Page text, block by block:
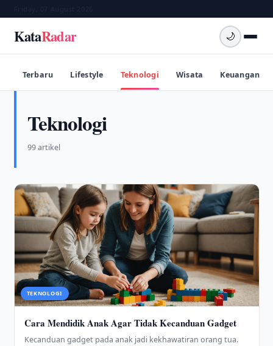
KataRadar 🌙
Terbaru Lifestyle Teknologi Wisata Keuangan
Teknologi
99 artikel
TEKNOLOGI
Cara Mendidik Anak Agar Tidak Kecanduan Gadget
Kecanduan gadget pada anak jadi kekhawatiran orang tua.